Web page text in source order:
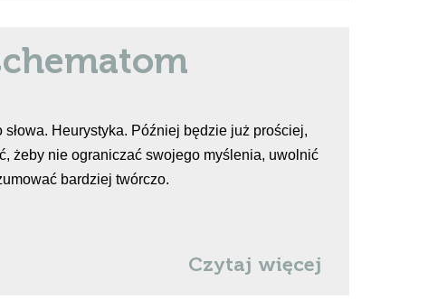
Heurystyka. Później będzie już prościej,
żeby nie ograniczać swojego myślenia, uwolnić
bardziej twórczo.
Czytaj więcej